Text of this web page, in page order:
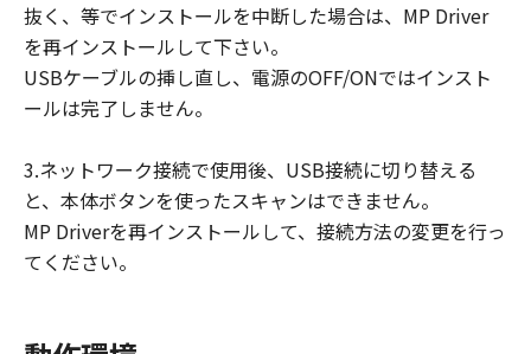
抜く、等でインストールを中断した場合は、MP Driver
を再インストールして下さい。
USBケーブルの挿し直し、電源のOFF/ONではインスト
ールは完了しません。
3.ネットワーク接続で使用後、USB接続に切り替える
と、本体ボタンを使ったスキャンはできません。
MP Driverを再インストールして、接続方法の変更を行っ
てください。